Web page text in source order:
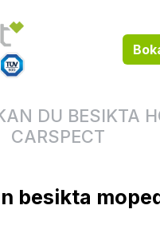
DU BESIKTA
CARSPECT
besikta